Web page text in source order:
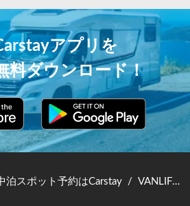
アプリを
料ダウンロード！
泊スポット予約はCarstay / VANLIFE JAPAN TOP